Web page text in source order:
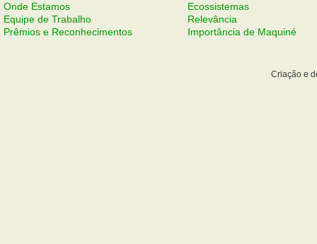
Onde Estamos
Equipe de Trabalho
Prêmios e Reconhecimentos
Ecossistemas
Relevância
Importância de Maquiné
Criação e